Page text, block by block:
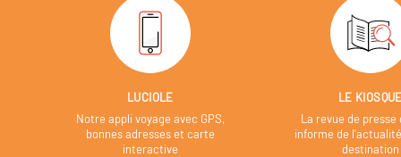
LUCIOLE
Notre appli voyage avec GPS,
bonnes adresses et carte
interactive
LE
La revue de presse
informe de
destination